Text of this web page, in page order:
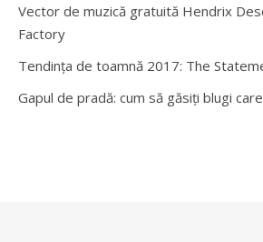
Vector de muzică gratuită Hendrix
Factory
Tendința de toamnă 2017: The
Gapul de pradă: cum să găsiți blugi